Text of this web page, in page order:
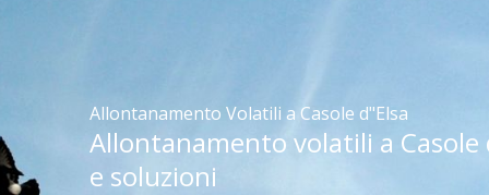
Allontanamento Volatili a Casole d"Elsa
Allontanamento volatili a Casole
e soluzioni